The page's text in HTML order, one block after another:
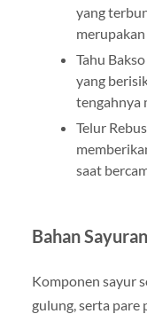
yang
Tahu
yang
tengahnya
Telur
saat
Bahan
Komponen sayur
gulung, serta